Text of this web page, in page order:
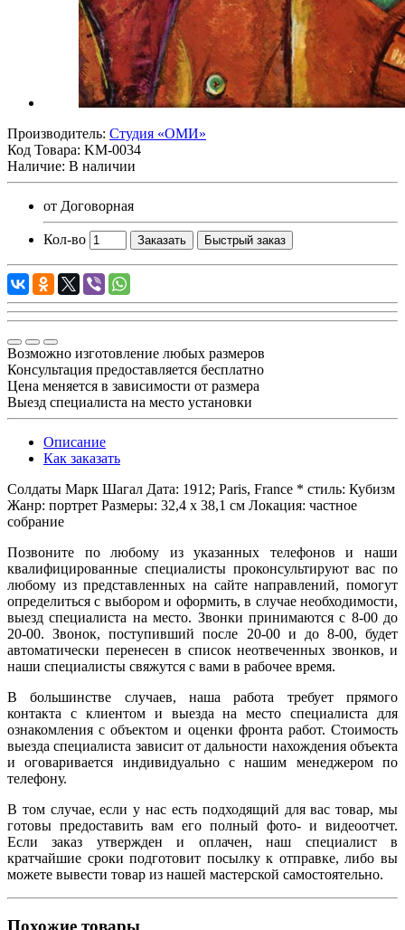
Производитель: Студия «ОМИ»
Код Товара: KM-0034
Наличие: В наличии
от Договорная
Кол-во Заказать Быстрый заказ
Возможно изготовление любых размеров
Консультация предоставляется бесплатно
Цена меняется в зависимости от размера
Выезд специалиста на место установки
Описание
Как заказать
Солдаты Марк Шагал Дата: 1912; Paris, France * стиль: Кубизм
Жанр: портрет Размеры: 32,4 x 38,1 см Локация: частное
собрание
Позвоните по любому из указанных телефонов и наши
квалифицированные специалисты проконсультируют вас по
любому из представленных на сайте направлений, помогут
определиться с выбором и оформить, в случае необходимости,
выезд специалиста на место. Звонки принимаются с 8-00 до
20-00. Звонок, поступивший после 20-00 и до 8-00, будет
автоматически перенесен в список неотвеченных звонков, и
наши специалисты свяжутся с вами в рабочее время.
В большинстве случаев, наша работа требует прямого
контакта с клиентом и выезда на место специалиста для
ознакомления с объектом и оценки фронта работ. Стоимость
выезда специалиста зависит от дальности нахождения объекта
и оговаривается индивидуально с нашим менеджером по
телефону.
В том случае, если у нас есть подходящий для вас товар, мы
готовы предоставить вам его полный фото- и видеоотчет.
Если заказ утвержден и оплачен, наш специалист в
кратчайшие сроки подготовит посылку к отправке, либо вы
можете вывести товар из нашей мастерской самостоятельно.
Похожие товары